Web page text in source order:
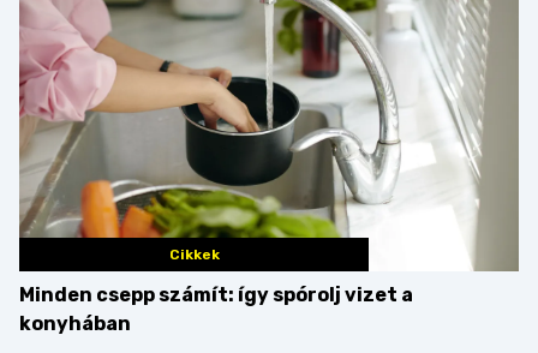
Cikkek
Minden csepp számít: így spórolj vizet a
konyhában